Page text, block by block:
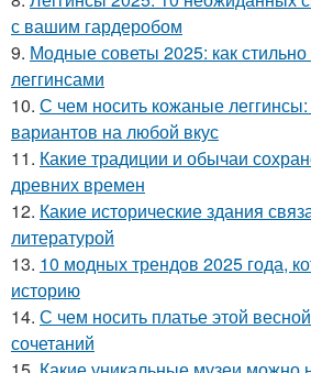
с вашим гардеробом
9. Модные советы 2025: как
леггинсами
10. С чем носить кожаные
вариантов на любой вкус
11. Какие традиции и обычаи
древних времен
12. Какие исторические здания
литературой
13. 10 модных трендов 2025 года,
историю
14. С чем носить платье этой
сочетаний